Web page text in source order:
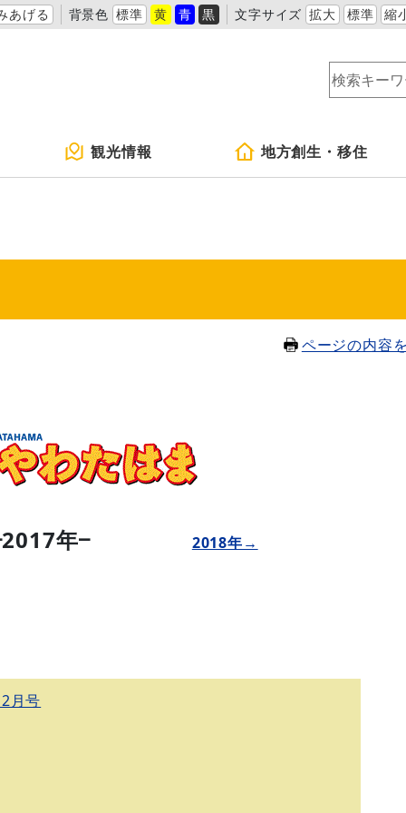
あげる 背景色 標準 黄 青 黒 文字サイズ 拡大 標準 縮
観光情報 地方創生・移住
ページの内容
年− 2018年→
月号